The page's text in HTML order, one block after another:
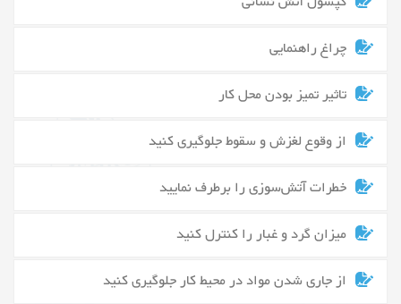
چراغ راهنمایی
تاثیر تمیز بودن محل کار
از وقوع لغزش و سقوط جلوگیری کنید
خطرات آتش‌سوزی را برطرف نمایید
میزان گرد و غبار را کنترل کنید
از جاری شدن مواد در محیط کار جلوگیری کنید